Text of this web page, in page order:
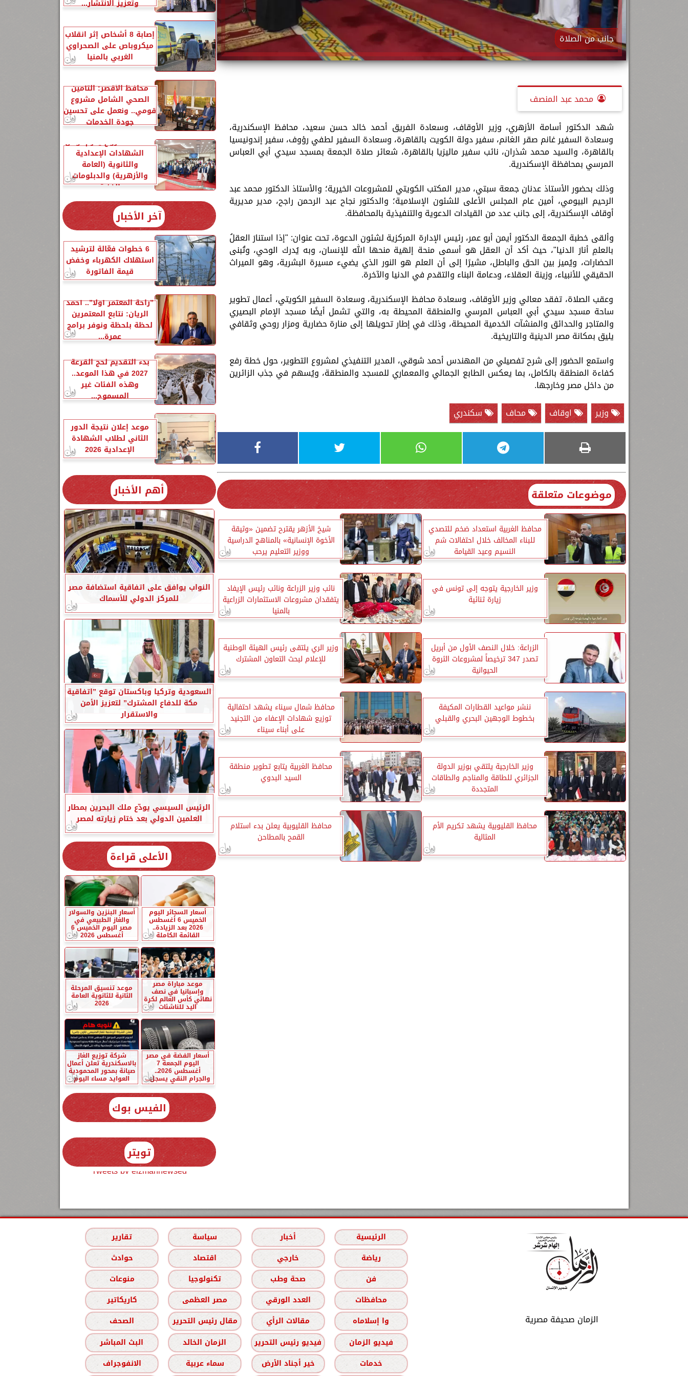
جانب من الصلاة
محمد عبد المنصف
شهد الدكتور أسامة الأزهري، وزير الأوقاف، وسعادة الفريق أحمد خالد حسن سعيد، محافظ الإسكندرية،
وسعادة السفير غانم صقر الغانم، سفير دولة الكويت بالقاهرة، وسعادة السفير لطفي رؤوف، سفير إندونيسيا
بالقاهرة، والسيد محمد شذران، نائب سفير ماليزيا بالقاهرة، شعائر صلاة الجمعة بمسجد سيدي أبي العباس
المرسي بمحافظة الإسكندرية.
وذلك بحضور الأستاذ عدنان جمعة سبتي، مدير المكتب الكويتي للمشروعات الخيرية؛ والأستاذ الدكتور محمد عبد
الرحيم البيومي، أمين عام المجلس الأعلى للشئون الإسلامية؛ والدكتور نجاح عبد الرحمن راجح، مدير مديرية
أوقاف الإسكندرية، إلى جانب عدد من القيادات الدعوية والتنفيذية بالمحافظة.
وألقى خطبة الجمعة الدكتور أيمن أبو عمر، رئيس الإدارة المركزية لشئون الدعوة، تحت عنوان: "إذا استنارَ العقلُ
بالعلمِ أنارَ الدنيا"، حيث أكد أن العقل هو أسمى منحة إلهية منحها الله للإنسان، وبه يُدرك الوحي، وتُبنى
الحضارات، ويُميز بين الحق والباطل، مشيرًا إلى أن العلم هو النور الذي يضيء مسيرة البشرية، وهو الميراث
الحقيقي للأنبياء، وزينة العقلاء، ودعامة البناء والتقدم في الدنيا والآخرة.
وعقب الصلاة، تفقد معالي وزير الأوقاف، وسعادة محافظ الإسكندرية، وسعادة السفير الكويتي، أعمال تطوير
ساحة مسجد سيدي أبي العباس المرسي والمنطقة المحيطة به، والتي تشمل أيضًا مسجد الإمام البصيري
والمتاجر والحدائق والمنشآت الخدمية المحيطة، وذلك في إطار تحويلها إلى منارة حضارية ومزار روحي وثقافي
يليق بمكانة مصر الدينية والتاريخية.
واستمع الحضور إلى شرح تفصيلي من المهندس أحمد شوقي، المدير التنفيذي لمشروع التطوير، حول خطة رفع
كفاءة المنطقة بالكامل، بما يعكس الطابع الجمالي والمعماري للمسجد والمنطقة، ويُسهم في جذب الزائرين
من داخل مصر وخارجها.
وزير
اوقاف محاف سكندري
موضوعات متعلقة
محافظ الغربية استعداد ضخم للتصدي
للبناء المخالف خلال احتفالات شم
النسيم وعيد القيامة
شيخ الأزهر يقترح تضمين «وثيقة
الأخوة الإنسانية» بالمناهج الدراسية
ووزير التعليم يرحب
وزير الخارجية يتوجه إلى تونس في
زيارة ثنائية
نائب وزير الزراعة ونائب رئيس الإيفاد
يتفقدان مشروعات الاستثمارات الزراعية
بالمنيا
الزراعة: خلال النصف الأول من أبريل
تصدر 347 ترخيصاً لمشروعات الثروة
الحيوانية
وزير الري يلتقى رئيس الهيئة الوطنية
للإعلام لبحث التعاون المشترك
ننشر مواعيد القطارات المكيفة
بخطوط الوجهين البحري والقبلي
محافظ شمال سيناء يشهد احتفالية
توزيع شهادات الإعفاء من التجنيد
على أبناء سيناء
وزير الخارجية يلتقي بوزير الدولة
الجزائري للطاقة والمناجم والطاقات
المتجددة
محافظ الغربية يتابع تطوير منطقة
السيد البدوي
محافظ القليوبية يشهد تكريم الأم
المثالية
محافظ القليوبية يعلن بدء استلام
القمح بالمطاحن
وتعزيز الانتشار...
إصابة 8 أشخاص إثر انقلاب
ميكروباص على الصحراوي
الغربي بالمنيا
محافظ الأقصر: التأمين
الصحي الشامل مشروع
قومي.. ونعمل على تحسين
جودة الخدمات
محافظ مطروح يكرم أوائل
الشهادات الإعدادية
والثانوية (العامة
والأزهرية) والدبلومات
الفنية
آخر الأخبار
6 خطوات فعّالة لترشيد
استهلاك الكهرباء وخفض
قيمة الفاتورة
”راحة المعتمر أولًا”.. أحمد
الريان: نتابع المعتمرين
لحظة بلحظة ونوفر برامج
عمرة...
بدء التقديم لحج القرعة
2027 في هذا الموعد..
وهذه الفئات غير
المسموح...
موعد إعلان نتيجة الدور
الثاني لطلاب الشهادة
الإعدادية 2026
أهم الأخبار
النواب يوافق على اتفاقية استضافة مصر
للمركز الدولي للأسماك
السعودية وتركيا وباكستان توقع ”اتفاقية
مكة للدفاع المشترك” لتعزيز الأمن
والاستقرار
الرئيس السيسي يودّع ملك البحرين بمطار
العلمين الدولي بعد ختام زيارته لمصر
الأعلى قراءة
أسعار السجائر اليوم
الخميس 6 أغسطس
2026 بعد الزيادة..
القائمة الكاملة
أسعار البنزين والسولار
والغاز الطبيعي في
مصر اليوم الخميس 6
أغسطس 2026
موعد مباراة مصر
وإسبانيا في نصف
نهائي كأس العالم لكرة
اليد للناشئات
موعد تنسيق المرحلة
الثانية للثانوية العامة
2026
أسعار الفضة في مصر
اليوم الجمعة 7
أغسطس 2026..
والجرام النقي يسجل...
شركة توزيع الغاز
بالاسكندرية تعلن أعمال
صيانة بمحور المحمودية
العوايد مساء اليوم
الفيس بوك
تويتر
Tweets by elzmannewseg
الزمان صحيفة مصرية
الرئيسية أخبار سياسة
تقارير
رياضة
خارجي اقتصاد
حوادث
فن
صحة وطب تكنولوجيا
منوعات
محافظات
العدد الورقي مصر العظمى
كاريكاتير
وا إسلاماه
مقالات الرأي مقال رئيس التحرير
الصحف
فيديو الزمان
فيديو رئيس التحرير الزمان الخالد
البث المباشر
خدمات
خير أجناد الأرض سماء عربية الانفوجراف